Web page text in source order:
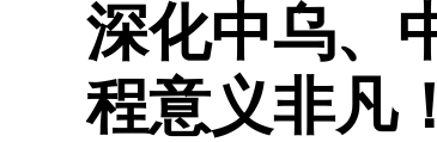
深化中乌、
程意义非凡！